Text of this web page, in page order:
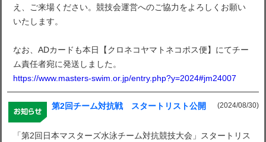
え、ご来場ください。競技会運営へのご協力をよろしくお願い
いたします。
なお、ADカードも本日【クロネコヤマトネコポス便】にてチー
ム責任者宛に発送しました。
https://www.masters-swim.or.jp/entry.php?y=2024#jm24007
(2024/08/30)
第2回チーム対抗戦 スタートリスト公開
「第2回日本マスターズ水泳チーム対抗競技大会」スタートリス